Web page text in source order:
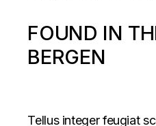
FOUND IN
BERGEN
Tellus integer feugiat